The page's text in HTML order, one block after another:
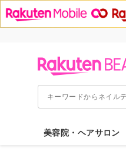
美容院・ヘアサロン